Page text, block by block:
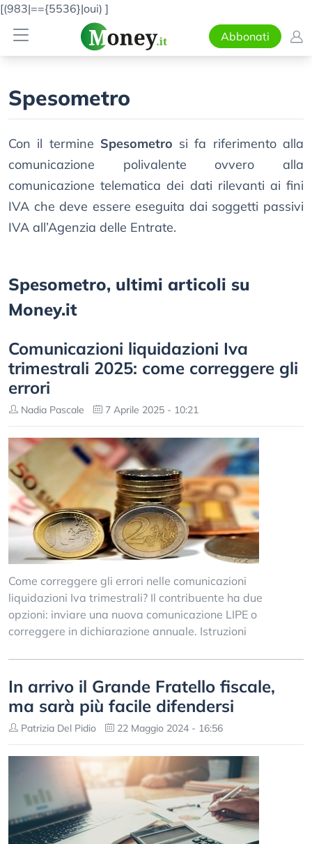
[(983|=={5536}|oui) ]
Abbonati
Spesometro
Con il termine Spesometro si fa riferimento alla
comunicazione polivalente ovvero alla
comunicazione telematica dei dati rilevanti ai fini
IVA che deve essere eseguita dai soggetti passivi
IVA all’Agenzia delle Entrate.
Spesometro, ultimi articoli su
Money.it
Comunicazioni liquidazioni Iva
trimestrali 2025: come correggere gli
errori
Nadia Pascale 7 Aprile 2025 - 10:21
Come correggere gli errori nelle comunicazioni
liquidazioni Iva trimestrali? Il contribuente ha due
opzioni: inviare una nuova comunicazione LIPE o
correggere in dichiarazione annuale. Istruzioni
In arrivo il Grande Fratello fiscale,
ma sarà più facile difendersi
Patrizia Del Pidio 22 Maggio 2024 - 16:56